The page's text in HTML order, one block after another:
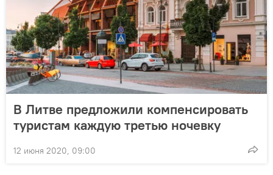
В Литве предложили компенсировать
туристам каждую третью ночевку
12 июня 2020, 09:00